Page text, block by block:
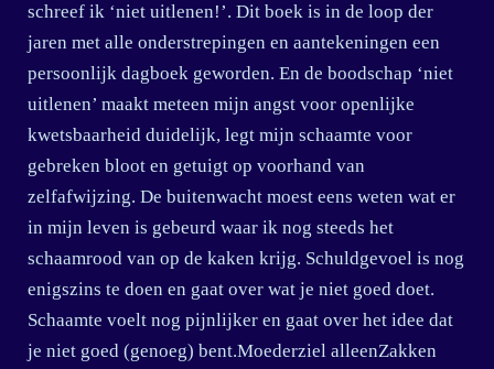
schreef ik ‘niet uitlenen!’. Dit boek is in de loop der
jaren met alle onderstrepingen en aantekeningen een
persoonlijk dagboek geworden. En de boodschap ‘niet
uitlenen’ maakt meteen mijn angst voor openlijke
kwetsbaarheid duidelijk, legt mijn schaamte voor
gebreken bloot en getuigt op voorhand van
zelfafwijzing. De buitenwacht moest eens weten wat er
in mijn leven is gebeurd waar ik nog steeds het
schaamrood van op de kaken krijg. Schuldgevoel is nog
enigszins te doen en gaat over wat je niet goed doet.
Schaamte voelt nog pijnlijker en gaat over het idee dat
je niet goed (genoeg) bent.Moederziel alleenZakken